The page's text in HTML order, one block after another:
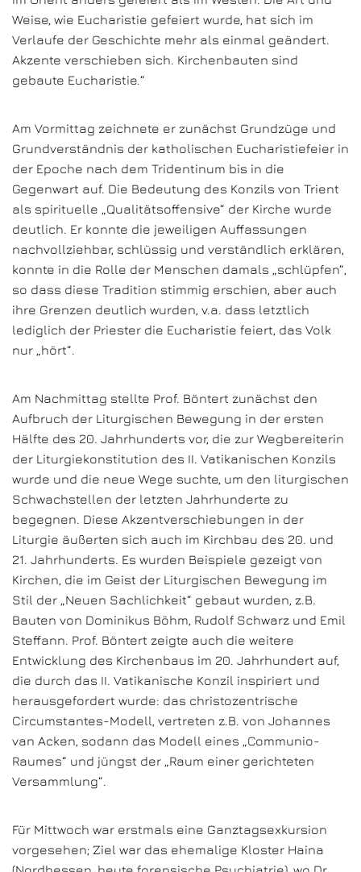
Weise, wie Eucharistie gefeiert wurde, hat sich im
Verlaufe der Geschichte mehr als einmal geändert.
Akzente verschieben sich. Kirchenbauten sind
gebaute Eucharistie.“
Am Vormittag zeichnete er zunächst Grundzüge und
Grundverständnis der katholischen Eucharistiefeier in
der Epoche nach dem Tridentinum bis in die
Gegenwart auf. Die Bedeutung des Konzils von Trient
als spirituelle „Qualitätsoffensive“ der Kirche wurde
deutlich. Er konnte die jeweiligen Auffassungen
nachvollziehbar, schlüssig und verständlich erklären,
konnte in die Rolle der Menschen damals „schlüpfen“,
so dass diese Tradition stimmig erschien, aber auch
ihre Grenzen deutlich wurden, v.a. dass letztlich
lediglich der Priester die Eucharistie feiert, das Volk
nur „hört“.
Am Nachmittag stellte Prof. Böntert zunächst den
Aufbruch der Liturgischen Bewegung in der ersten
Hälfte des 20. Jahrhunderts vor, die zur Wegbereiterin
der Liturgiekonstitution des II. Vatikanischen Konzils
wurde und die neue Wege suchte, um den liturgischen
Schwachstellen der letzten Jahrhunderte zu
begegnen. Diese Akzentverschiebungen in der
Liturgie äußerten sich auch im Kirchbau des 20. und
21. Jahrhunderts. Es wurden Beispiele gezeigt von
Kirchen, die im Geist der Liturgischen Bewegung im
Stil der „Neuen Sachlichkeit“ gebaut wurden, z.B.
Bauten von Dominikus Böhm, Rudolf Schwarz und Emil
Steffann. Prof. Böntert zeigte auch die weitere
Entwicklung des Kirchenbaus im 20. Jahrhundert auf,
die durch das II. Vatikanische Konzil inspiriert und
herausgefordert wurde: das christozentrische
Circumstantes-Modell, vertreten z.B. von Johannes
van Acken, sodann das Modell eines „Communio-
Raumes“ und jüngst der „Raum einer gerichteten
Versammlung“.
Für Mittwoch war erstmals eine Ganztagsexkursion
vorgesehen; Ziel war das ehemalige Kloster Haina